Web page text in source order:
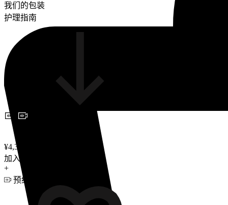
我们的包装
护理指南
¥4,300
加入购物车
+
预约视频咨询